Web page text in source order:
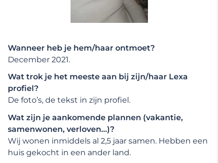
Wanneer heb je hem/haar ontmoet?
December 2021.
Wat trok je het meeste aan bij zijn/haar Lexa
profiel?
De foto’s, de tekst in zijn profiel.
Wat zijn je aankomende plannen (vakantie,
samenwonen, verloven…)?
Wij wonen inmiddels al 2,5 jaar samen. Hebben een
huis gekocht in een ander land.